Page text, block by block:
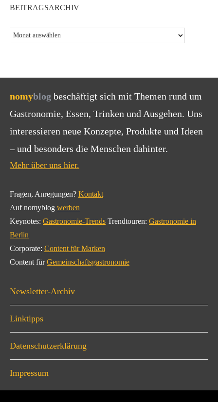
BEITRAGSARCHIV
nomyblog beschäftigt sich mit Themen rund um
Gastronomie, Essen, Trinken und Ausgehen. Uns
interessieren neue Konzepte, Produkte und Ideen
– und besonders die Menschen dahinter.
Mehr über uns hier.
Fragen, Anregungen? Kontakt
Auf nomyblog werben
Keynotes: Gastronomie-Trends Trendtouren: Gastronomie in
Berlin
Corporate: Content für Marken
Content fürGemeinschaftsgastronomie
Newsletter-Archiv
Linktipps
Datenschutzerklärung
Impressum